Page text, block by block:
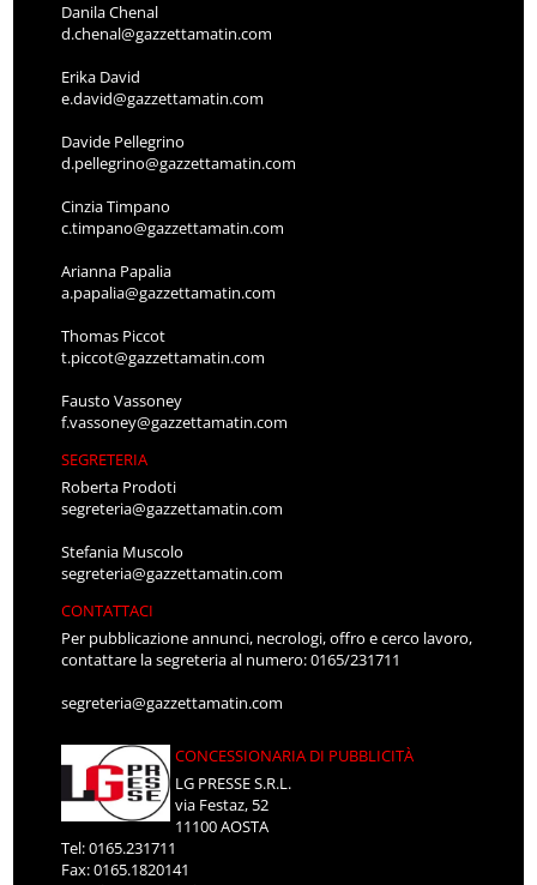
Danila Chenal
d.chenal@gazzettamatin.com
Erika David
e.david@gazzettamatin.com
Davide Pellegrino
d.pellegrino@gazzettamatin.com
Cinzia Timpano
c.timpano@gazzettamatin.com
Arianna Papalia
a.papalia@gazzettamatin.com
Thomas Piccot
t.piccot@gazzettamatin.com
Fausto Vassoney
f.vassoney@gazzettamatin.com
SEGRETERIA
Roberta Prodoti
segreteria@gazzettamatin.com
Stefania Muscolo
segreteria@gazzettamatin.com
CONTATTACI
Per pubblicazione annunci, necrologi, offro e cerco lavoro,
contattare la segreteria al numero: 0165/231711
segreteria@gazzettamatin.com
CONCESSIONARIA DI PUBBLICITÀ
LG PRESSE S.R.L.
via Festaz, 52
11100 AOSTA
Tel: 0165.231711
Fax: 0165.1820141